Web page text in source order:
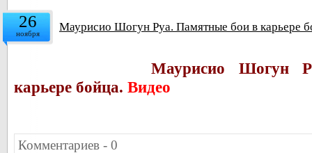
26
ноября Маурисио Шогун Руа. Памятные бои в карьере
Маурисио Шогун
карьере бойца. Видео
Комментариев - 0